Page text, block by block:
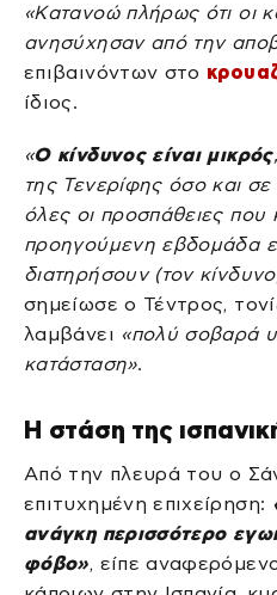
«Κατανοώ πλήρως ότι οι
ανησύχησαν από την
επιβαινόντων στο
ίδιος.
«Ο κίνδυνος είναι μικρός
της Τενερίφης όσο και σε
όλες οι προσπάθειες που
προηγούμενη εβδομάδα
διατηρήσουν (τον
σημείωσε ο Τέντρος,
λαμβάνει «πολύ σοβαρά
κατάσταση».
Η στάση της
Από την πλευρά του ο
επιτυχημένη επιχείρηση:
ανάγκη περισσότερο
φόβο», είπε